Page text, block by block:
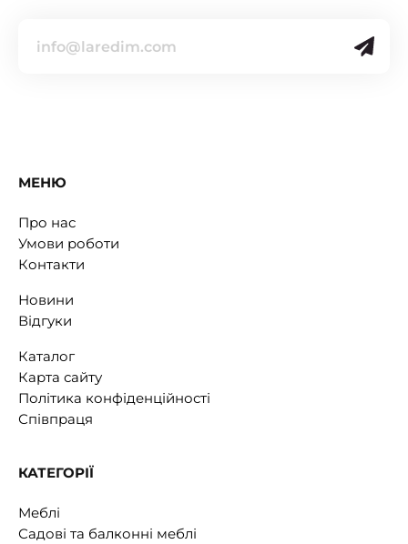
МЕНЮ
Про нас
Умови роботи
Контакти
Новини
Відгуки
Каталог
Карта сайту
Політика конфіденційності
Співпраця
КАТЕГОРІЇ
Меблі
Садові та балконні меблі